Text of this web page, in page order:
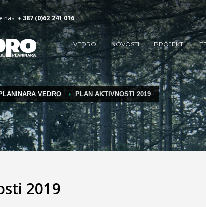
nas: + 387 (0)62 241 016
VEDRO NOVOSTI PROJEKTI
VEDRO PLAN AKTIVNOSTI 2019
2019